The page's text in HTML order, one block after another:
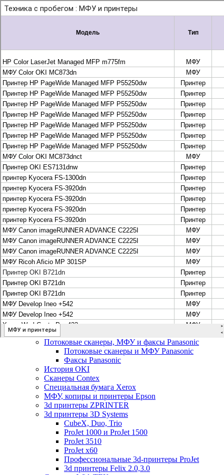
Рассчитать и заказать
Рассчитать и заказать
О компании
История Леком
Производители
Леком
Pantum
UTINET
G&G
ГК “Катюша”
Высокопроизводительные копиры DEVELOP
МФУ, копиры и принтеры KYOCERA
Принтеры и МФУ и факсы Brother
Плоттеры и МФУ Oce
Плоттеры и МФУ Oce
Цифровые системы Oce VarioPrint DP Line
МФУ, сканеры, плоттеры и принтеры Canon
Плоттеры Canon
Принтеры и МФУ Canon
Сканеры Canon
Распродажа картриджей Canon
МФУ, сканеры, плоттеры и принтеры HP
Принтеры и МФУ HP
Плоттеры hp
МФУ, копиры и принтеры OKI
МФУ, копиры и принтеры RICOH
Ремонт и продажа копировальных аппаратов
Infotec
Потоковые сканеры, МФУ и факсы Panasonic
Потоковые сканеры и МФУ Panasonic
Факсы Panasonic
История OKI
Сканеры Contex
Специальная бумага Xerox
МФУ, копиры и принтеры Epson
3d принтеры ZPRINTER
3d принтеры 3D Systems
CubeX, Duo, Trio
ProJet 1000 и ProJet 1500
ProJet 3510
ProJet x60
Профессиональные 3d-принтеры ProJet
3d принтеры Felix 2.0,3.0